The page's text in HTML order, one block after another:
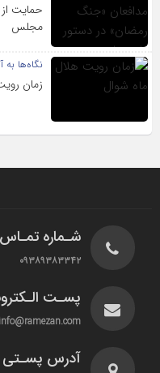
حمایت
مجلس
نگاه‌ها
زمان
شـماره تمـاس
۰۹۳۸۹۳۸۳۳۴۲
پسـت
info@ramezan.com
آدرس پسـتی